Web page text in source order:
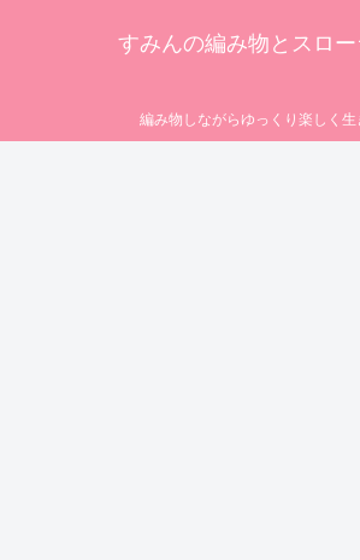
すみんの編み物とスロー
編み物しながらゆっくり楽しく生